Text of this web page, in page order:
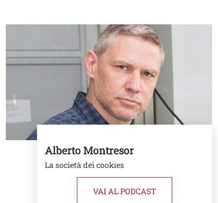
Alberto Montresor
La società dei cookies
VAI AL PODCAST